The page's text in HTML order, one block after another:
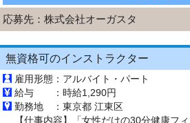
応募先： 株式会社オーガスタ
無資格可のインストラクター
雇用形態： アルバイト・パート
給与 ： 時給1,290円
勤務地 ： 東京都 江東区